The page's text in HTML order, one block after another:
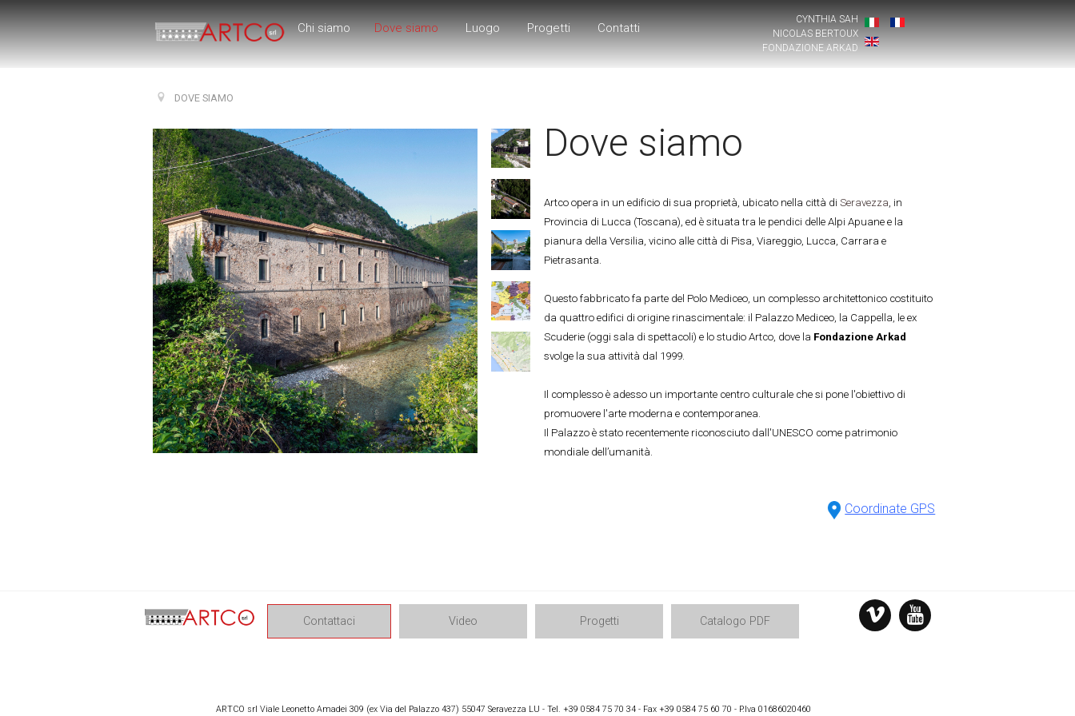
Chi siamo Dove siamo Luogo Progetti Contatti
CYNTHIA SAH
NICOLAS BERTOUX
FONDAZIONE ARKAD
DOVE SIAMO
Dove siamo
Artco opera in un edificio di sua proprietà, ubicato nella città di Seravezza , in
Provincia di Lucca (Toscana), ed è situata tra le pendici delle Alpi Apuane e la
pianura della Versilia, vicino alle città di Pisa, Viareggio, Lucca, Carrara e
Pietrasanta.
Questo fabbricato fa parte del Polo Mediceo, un complesso architettonico costituito
da quattro edifici di origine rinascimentale: il Palazzo Mediceo, la Cappella, le ex
Scuderie (oggi sala di spettacoli) e lo studio Artco, dove la Fondazione Arkad
svolge la sua attività dal 1999.
Il complesso è adesso un importante centro culturale che si pone l'obiettivo di
promuovere l'arte moderna e contemporanea.
Il Palazzo è stato recentemente riconosciuto dall'UNESCO come patrimonio
mondiale dell’umanità.
Coordinate GPS
Contattaci Video Progetti Catalogo PDF
ARTCO srl Viale Leonetto Amadei 309 (ex Via del Palazzo 437) 55047 Seravezza LU - Tel. +39 0584 75 70 34 - Fax +39 0584 75 60 70 - P.Iva 01686020460